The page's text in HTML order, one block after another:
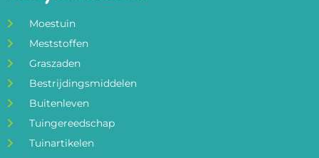
Moestuin
Meststoffen
Graszaden
Bestrijdingsmiddelen
Buitenleven
Tuingereedschap
Tuinartikelen